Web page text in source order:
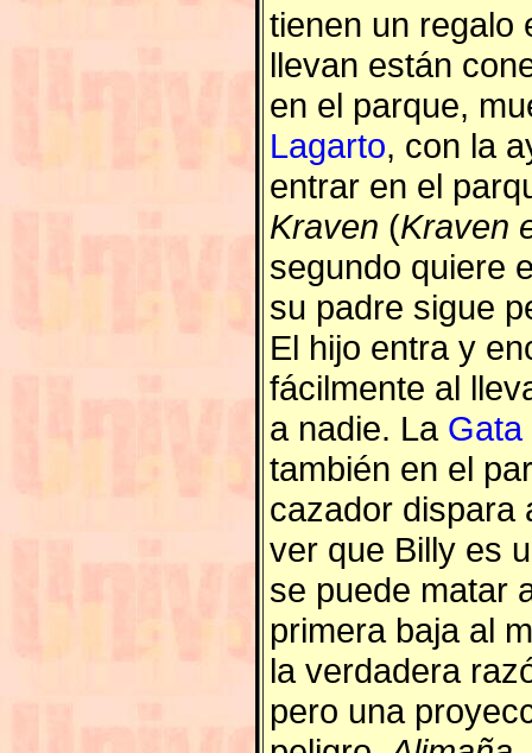
tienen un regalo
llevan están
en el parque,
Lagarto, con la
entrar en el
Kraven (Kraven
segundo quiere
su padre sigue
El hijo entra y
fácilmente al
a nadie. La Gata
también en el
cazador dispara
ver que Billy es
se puede matar
primera baja al
la verdadera
pero una